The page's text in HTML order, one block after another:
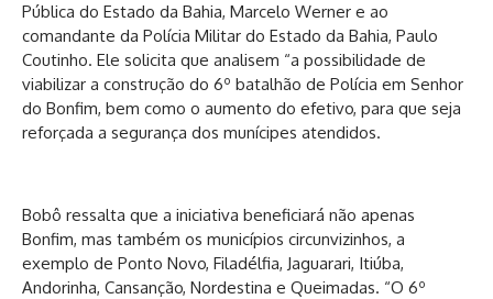
Pública do Estado da Bahia, Marcelo Werner e ao
comandante da Polícia Militar do Estado da Bahia, Paulo
Coutinho. Ele solicita que analisem “a possibilidade de
viabilizar a construção do 6º batalhão de Polícia em Senhor
do Bonfim, bem como o aumento do efetivo, para que seja
reforçada a segurança dos munícipes atendidos.
Bobô ressalta que a iniciativa beneficiará não apenas
Bonfim, mas também os municípios circunvizinhos, a
exemplo de Ponto Novo, Filadélfia, Jaguarari, Itiúba,
Andorinha, Cansanção, Nordestina e Queimadas. “O 6º